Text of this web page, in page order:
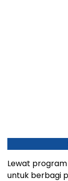
Lewat program
untuk berbagi